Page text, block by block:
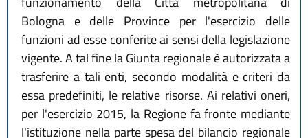
Bologna e delle Province per l'esercizio delle
funzioni ad esse conferite ai sensi della legislazione
vigente. A tal fine la Giunta regionale è autorizzata a
trasferire a tali enti, secondo modalità e criteri da
essa predefiniti, le relative risorse. Ai relativi oneri,
per l'esercizio 2015, la Regione fa fronte mediante
l'istituzione nella parte spesa del bilancio regionale